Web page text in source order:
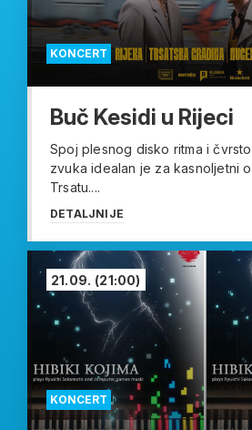
KONCERT
Buč Kesidi u Rijeci
Spoj plesnog disko ritma i
zvuka idealan je za kasnoljetni
Trsatu....
DETALJNIJE
KONCERT
21.09. (21:00)